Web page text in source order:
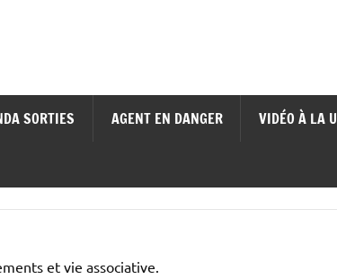
SORTIES AGENT EN DANGER VIDÉO À LA
et vie associative.